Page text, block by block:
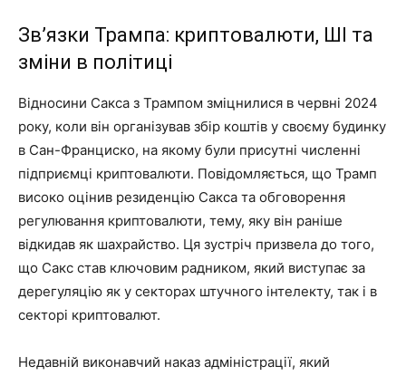
Зв’язки Трампа: криптовалюти, ШІ та
зміни в політиці
Відносини Сакса з Трампом зміцнилися в червні 2024
року, коли він організував збір коштів у своєму будинку
в Сан-Франциско, на якому були присутні численні
підприємці криптовалюти. Повідомляється, що Трамп
високо оцінив резиденцію Сакса та обговорення
регулювання криптовалюти, тему, яку він раніше
відкидав як шахрайство. Ця зустріч призвела до того,
що Сакс став ключовим радником, який виступає за
дерегуляцію як у секторах штучного інтелекту, так і в
секторі криптовалют.
Недавній виконавчий наказ адміністрації, який